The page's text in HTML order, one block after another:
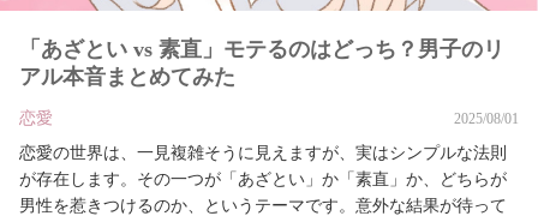
「あざとい vs 素直」モテるのはどっち？男子のリ
アル本音まとめてみた
恋愛 2025/08/01
恋愛の世界は、一見複雑そうに見えますが、実はシンプルな法則
が存在します。その一つが「あざとい」か「素直」か、どちらが
男性を惹きつけるのか、というテーマです。意外な結果が待って